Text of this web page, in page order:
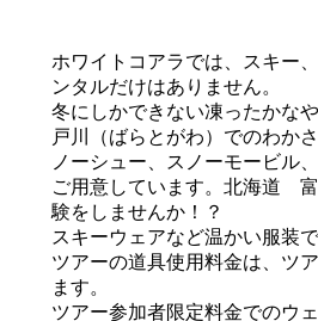
ホワイトコアラでは、スキー
ンタルだけはありません。
冬にしかできない凍ったかな
戸川（ばらとがわ）でのわか
ノーシュー、スノーモービル
ご用意しています。北海道
験をしませんか！？
スキーウェアなど温かい服装
ツアーの道具使用料金は、ツ
ます。
ツアー参加者限定料金でのウ